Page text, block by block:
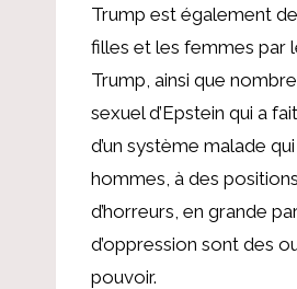
Trump est également
filles et les femmes par
Trump, ainsi que
sexuel d’Epstein qui a
d’un système malade
hommes, à des
d’horreurs, en grande
d’oppression sont des
pouvoir.